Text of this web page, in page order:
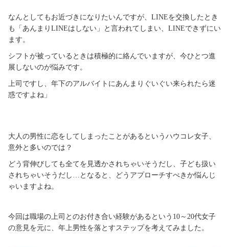
なんとしてもお近づきになりたいんですが、LINEを交換したとき
も「あんまりLINEはしない」と言われてしまい、LINEできずにい
ます。
シフトが被っているときは積極的に絡んでいますが、今ひとつ進
展しないのが悩みです。
上司ですし、年下のアルバイトにあんまりぐいぐい来られたら迷
惑ですよね」
大人の男性に恋をしてしまったことがあるというハウコレ女子、
意外と多いのでは？
どう背伸びしても全てを見透かされちゃいそうだし、子ども扱い
されちゃいそうだし…となると、どうアプローチすべきか悩んじ
ゃいますよね。
今回は職場の上司とのお付き合い経験があるという10～20代女子
の意見を元に、年上男性を落とすステップを考えてみました。